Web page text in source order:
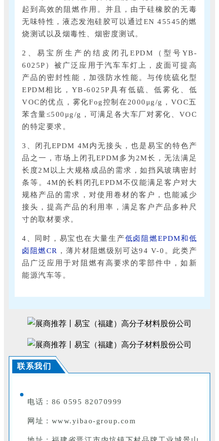
起到高效的阻燃作用。并且，由于硅橡胶的无毒
无味特性，液态发泡硅胶可以通过EN 45545的燃
烧测试以及烟毒性、烟密度测试。
2、易宝所生产的结皮闭孔EPDM（型号YB-
6025P）被广泛应用于汽车车灯上，皮面可提高
产品的密封性能，加强防水性能。与传统硫化型
EPDM相比，YB-6025P具有低硫、低雾化、低
VOC的优点，雾化Fog控制在2000μg/g，VOC五
苯含量≤500μg/g，可满足各大车厂对雾化、VOC
的特定要求。
3、闭孔EPDM 4M内无接头，也是易宝的特色产
品之一，市场上闭孔EPDM多为2M长，无法满足
长度2M以上大规格成品的需求，如挡风玻璃密封
条等。4M的长料闭孔EPDM不仅能满足客户对大
规格产品的需求，对使用卷材的客户，也能减少
接头，提高产品的利用率，满足客户产品多种尺
寸的取材要求。
4、同时，易宝也在大量生产低卤阻燃EPDM和低
卤阻燃CR ，薄片材阻燃级别可达94 V-0。此类产
品广泛应用于对阻燃有高要求的零部件中，如新
能源汽车等。
联系我们
电话：86 0595 82070999
网址：www.yibao-group.com